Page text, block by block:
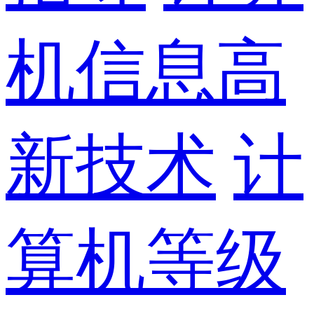
机信息高
新技术 计
算机等级